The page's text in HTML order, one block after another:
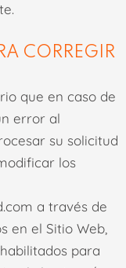
CORREGIR
que en caso de
error al
su solicitud
los
a través de
en el Sitio Web,
para